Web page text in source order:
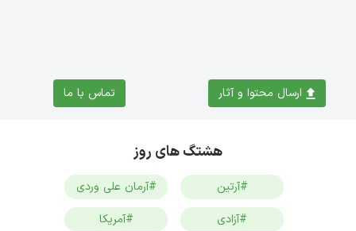
ارسال محتوا و آثار تماس با ما
هشتگ های روز
#آرتین
#آرمان علی وردی
#آزادی
#آمریکا